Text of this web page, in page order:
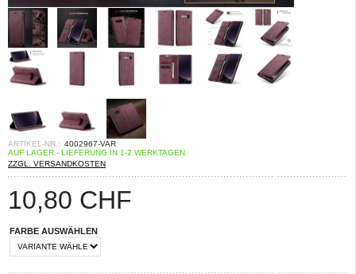
ARTIKEL-NR.: 4002967-VAR
AUF LAGER - LIEFERUNG IN 1-2 WERKTAGEN
ZZGL. VERSANDKOSTEN
10,80 CHF
FARBE AUSWÄHLEN